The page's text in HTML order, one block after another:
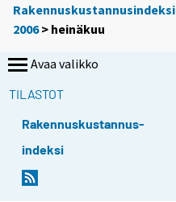
Rakennuskustannusindeksi
2006> heinäkuu
Avaa valikko
TILASTOT
Rakennuskustannus-
indeksi